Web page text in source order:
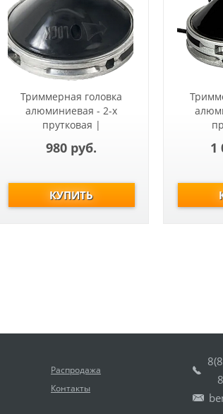
Триммерная головка
алюминиевая - 2-х
прутковая |
редукторные косы | для
простая смена корда |
Толщина корда, (мм) 2,0-
4,0 |
980 руб. 1
Распродажа
Контакты